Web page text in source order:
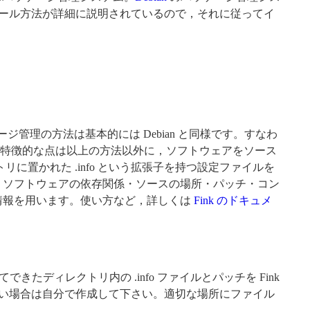
ル方法が詳細に説明されているので，それに従ってイ
管理の方法は基本的には Debian と同様です。すなわ
徴的な点は以上の方法以外に，ソフトウェアをソース
に置かれた .info という拡張子を持つ設定ファイルを
フトウェアの依存関係・ソースの場所・パッチ・コン
を用います。使い方など，詳しくは Fink のドキュメ
きたディレクトリ内の .info ファイルとパッチを Fink
場合は自分で作成して下さい。適切な場所にファイル